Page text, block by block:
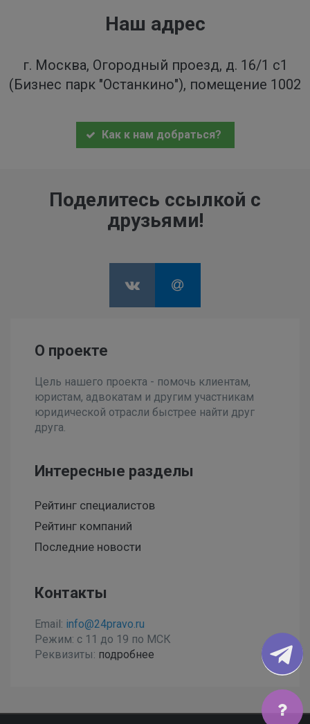
Наш адрес
г. Москва, Огородный проезд, д. 16/1 с1
(Бизнес парк "Останкино"), помещение 1002
Как к нам добраться?
Поделитесь ссылкой с
друзьями!
О проекте
Цель нашего проекта - помочь клиентам,
юристам, адвокатам и другим участникам
юридической отрасли быстрее найти друг
друга.
Интересные разделы
Рейтинг специалистов
Рейтинг компаний
Последние новости
Контакты
Email: info@24pravo.ru
Режим: с 11 до 19 по МСК
Реквизиты: подробнее